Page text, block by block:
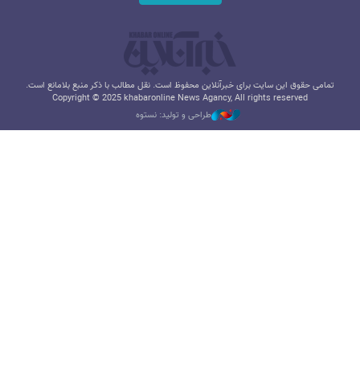
تمامی حقوق این سایت برای خبرآنلاین محفوظ است. نقل مطالب با ذکر منبع بلامانع است.
Copyright © 2025 khabaronline News Agancy, All rights reserved
طراحی و تولید: نستوه